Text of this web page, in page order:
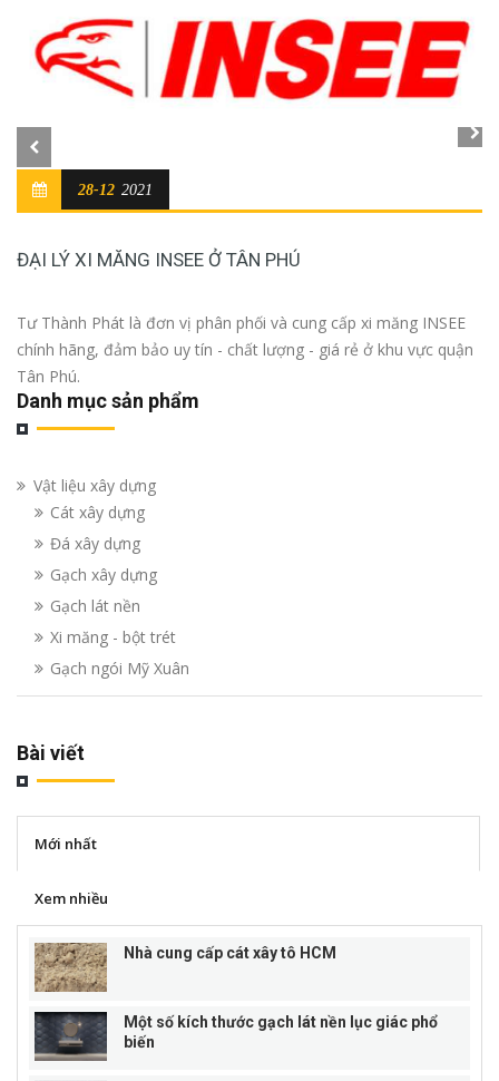
ĐẠI LÝ XI MĂNG INSEE Ở TÂN PHÚ
28-12 2021
Tư Thành Phát là đơn vị phân phối và cung cấp xi măng INSEE
chính hãng, đảm bảo uy tín - chất lượng - giá rẻ ở khu vực quận
Tân Phú.
Danh mục sản phẩm
Vật liệu xây dựng
Cát xây dựng
Đá xây dựng
Gạch xây dựng
Gạch lát nền
Xi măng - bột trét
Gạch ngói Mỹ Xuân
Bài viết
Mới nhất
Xem nhiều
Nhà cung cấp cát xây tô HCM
Một số kích thước gạch lát nền lục giác phổ
biến